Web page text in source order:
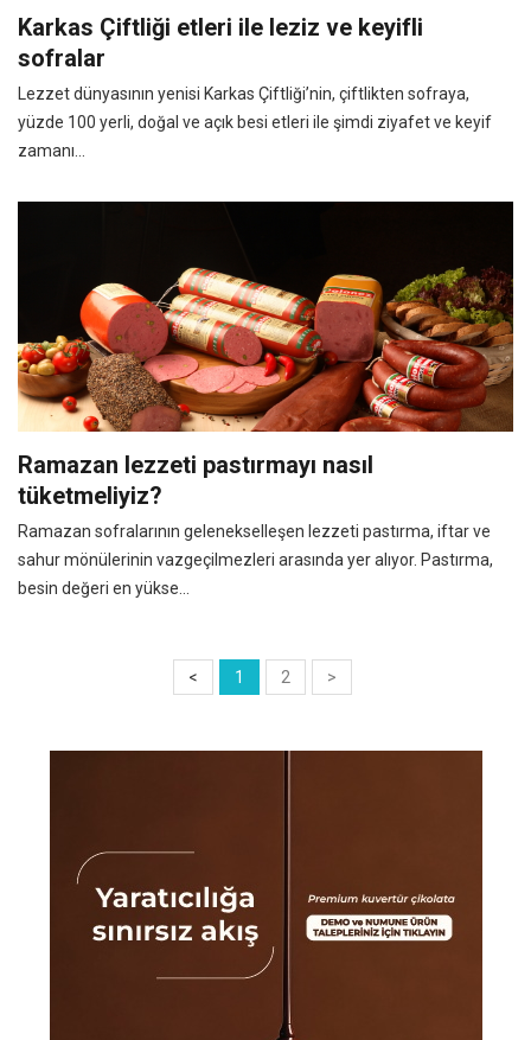
Karkas Çiftliği etleri ile leziz ve keyifli
sofralar
Lezzet dünyasının yenisi Karkas Çiftliği’nin, çiftlikten sofraya,
yüzde 100 yerli, doğal ve açık besi etleri ile şimdi ziyafet ve keyif
zamanı…
Ramazan lezzeti pastırmayı nasıl
tüketmeliyiz?
Ramazan sofralarının gelenekselleşen lezzeti pastırma, iftar ve
sahur mönülerinin vazgeçilmezleri arasında yer alıyor. Pastırma,
besin değeri en yükse...
< 1 2 >